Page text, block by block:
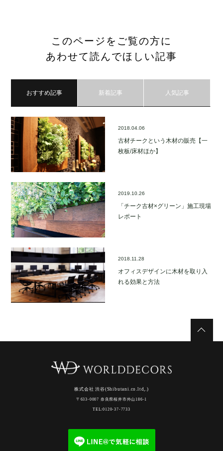
このページをご覧の方に
あわせて読んでほしい記事
おすすめ記事 新着記事 人気記事
2018.04.06
古材チークという木材の販売【一
枚板/床材ほか】
2019.10.26
「チーク古材×グリーン」施工現場
レポート
2018.11.28
オフィスデザインに木材を取り入
れる効果と方法
株式会社 渋谷(Shibutani.co.ltd,.)
〒633-0007 奈良県桜井市外山186-1
TEL:0120-37-7733